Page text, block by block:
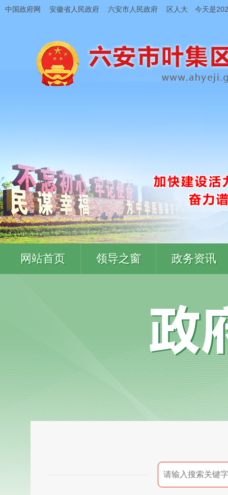
中国政府网 安徽省人民政府 六安市人民政府 区人大 今天是
网站首页 领导之窗 政务资讯